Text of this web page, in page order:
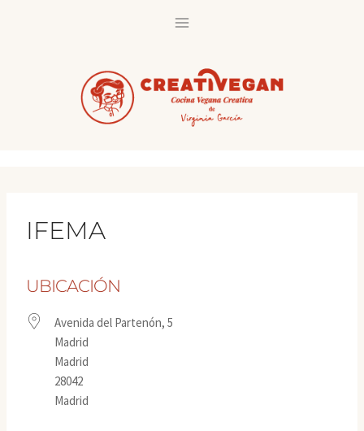
IFEMA
UBICACIÓN
Avenida del Partenón, 5
Madrid
Madrid
28042
Madrid